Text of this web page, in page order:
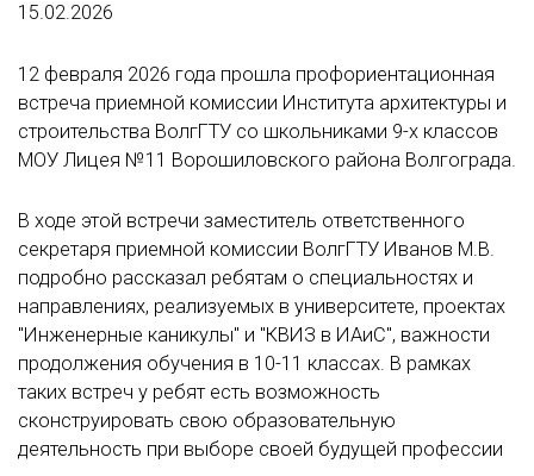
15.02.2026
12 февраля 2026 года прошла профориентационная
встреча приемной комиссии Института архитектуры и
строительства ВолгГТУ со школьниками 9-х классов
МОУ Лицея №11 Ворошиловского района Волгограда.
В ходе этой встречи заместитель ответственного
секретаря приемной комиссии ВолгГТУ Иванов М.В.
подробно рассказал ребятам о специальностях и
направлениях, реализуемых в университете, проектах
"Инженерные каникулы" и "КВИЗ в ИАиС", важности
продолжения обучения в 10-11 классах. В рамках
таких встреч у ребят есть возможность
сконструировать свою образовательную
деятельность при выборе своей будущей профессии